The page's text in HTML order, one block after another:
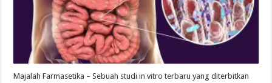
Majalah Farmasetika – Sebuah studi in vitro terbaru yang diterbitkan